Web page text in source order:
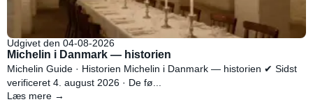
Udgivet den 04-08-2026
Michelin i Danmark — historien
Michelin Guide · Historien Michelin i Danmark — historien ✔ Sidst
verificeret 4. august 2026 · De fø...
Læs mere →